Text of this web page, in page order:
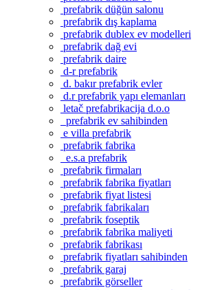
prefabrik düğün salonu
prefabrik dış kaplama
prefabrik dublex ev modelleri
prefabrik dağ evi
prefabrik daire
d-r prefabrik
d. bakır prefabrik evler
d.r prefabrik yapı elemanları
letač prefabrikacija d.o.o
prefabrik ev sahibinden
e villa prefabrik
prefabrik fabrika
e.s.a prefabrik
prefabrik firmaları
prefabrik fabrika fiyatları
prefabrik fiyat listesi
prefabrik fabrikaları
prefabrik foseptik
prefabrik fabrika maliyeti
prefabrik fabrikası
prefabrik fiyatları sahibinden
prefabrik garaj
prefabrik görseller